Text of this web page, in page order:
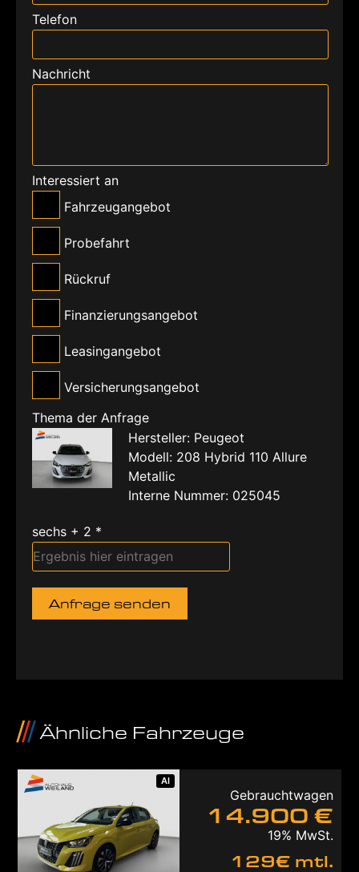
Telefon
Nachricht
Interessiert an
Fahrzeugangebot
Probefahrt
Rückruf
Finanzierungsangebot
Leasingangebot
Versicherungsangebot
Thema der Anfrage
Hersteller: Peugeot
Modell: 208 Hybrid 110 Allure
Metallic
Interne Nummer: 025045
sechs + 2 *
Anfrage senden
Ähnliche Fahrzeuge
AI
Gebrauchtwagen
14.900 €
19% MwSt.
129€ mtl.